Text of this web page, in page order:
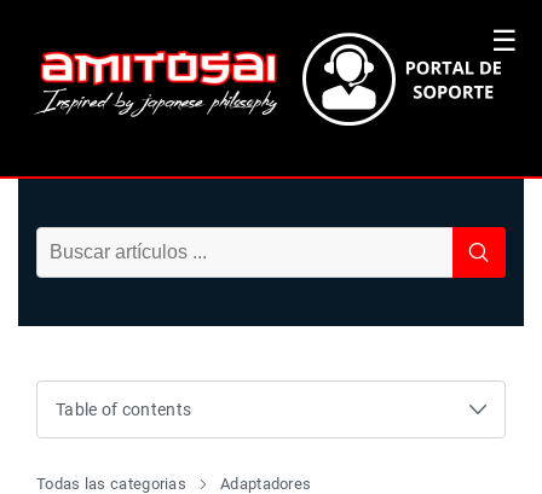
☰
Todas las categorias
Adaptadores
Table of contents